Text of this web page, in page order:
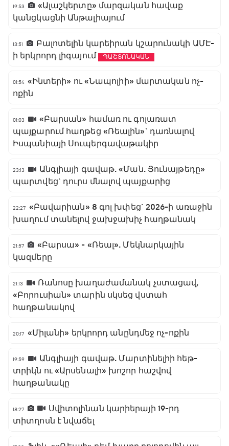
19:53
«Ալաշկերտը» մարզական հավաք
կանցկացնի Անթալիայում
13:51
Բալոտելին կարեիրան կշարունակի ԱՄԷ-
ի երկրորդ լիգայում
ՊԱՇՏՈՆԱԿԱՆ
01:54 «Ինտերի» ու «Նապոլիի» մարտական ոչ-
ոքին
01:03
«Բարսան» համառ ու գոլառատ
պայքարում հաղթեց «Ռեալին»` դառնալով
Իսպանիայի Սուպերգավաթակիր
23:13
Անգլիայի գավաթ. «Ման. Յունայթեդը»
պարտվեց` դուրս մնալով պայքարից
22:27 «Բավարիան» 8 գոլ խփեց` 2026-ի առաջին
խաղում տանելով ջախջախիչ հաղթանակ
21:57
«Բարսա» - «Ռեալ». Մեկնարկային
կազմերը
21:13
Ռանոսը խաղաժամանակ չստացավ,
«Բորուսիան» տարին սկսեց վստահ
հաղթանակով
20:17 «Միլանի» երկրորդ անընդմեջ ոչ-ոքին
19:59
Անգլիայի գավաթ. Մարտինելիի հեթ-
տրիկն ու «Արսենալի» խոշոր հաշվով
հաղթանակը
18:27
Սվիտոլինան կարիերայի 19-րդ
տիտղոսն է նվաճել